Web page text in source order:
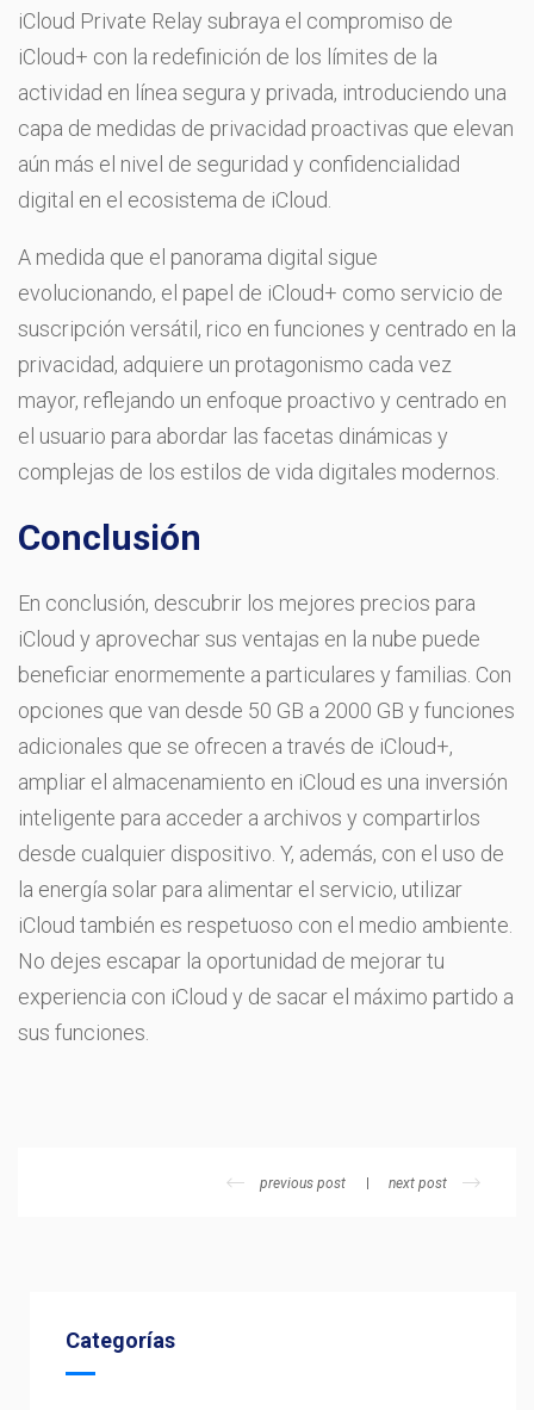
iCloud Private Relay subraya el compromiso de
iCloud+ con la redefinición de los límites de la
actividad en línea segura y privada, introduciendo una
capa de medidas de privacidad proactivas que elevan
aún más el nivel de seguridad y confidencialidad
digital en el ecosistema de iCloud.
A medida que el panorama digital sigue
evolucionando, el papel de iCloud+ como servicio de
suscripción versátil, rico en funciones y centrado en la
privacidad, adquiere un protagonismo cada vez
mayor, reflejando un enfoque proactivo y centrado en
el usuario para abordar las facetas dinámicas y
complejas de los estilos de vida digitales modernos.
Conclusión
En conclusión, descubrir los mejores precios para
iCloud y aprovechar sus ventajas en la nube puede
beneficiar enormemente a particulares y familias. Con
opciones que van desde 50 GB a 2000 GB y funciones
adicionales que se ofrecen a través de iCloud+,
ampliar el almacenamiento en iCloud es una inversión
inteligente para acceder a archivos y compartirlos
desde cualquier dispositivo. Y, además, con el uso de
la energía solar para alimentar el servicio, utilizar
iCloud también es respetuoso con el medio ambiente.
No dejes escapar la oportunidad de mejorar tu
experiencia con iCloud y de sacar el máximo partido a
sus funciones.
previous post next post
Categorías